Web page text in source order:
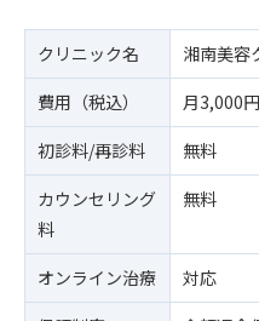
クリニック名
湘南美容
費用（税込）
月3,000
初診料/再診料
無料
カウンセリング
料
無料
オンライン治療
対応